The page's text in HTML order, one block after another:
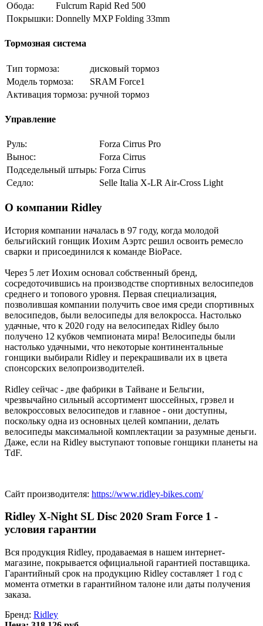
Обода:
Fulcrum Rapid Red 500
Покрышки: Donnelly MXP Folding 33mm
Тормозная система
Тип тормоза:
дисковый тормоз
Модель тормоза:
SRAM Force1
Активация тормоза: ручной тормоз
Управление
Руль:
Forza Cirrus Pro
Вынос:
Forza Cirrus
Подседельный штырь: Forza Cirrus
Седло:
Selle Italia X-LR Air-Cross Light
О компании Ridley
История компании началась в 97 году, когда молодой
бельгийский гонщик Иохим Аэртс решил освоить ремесло
сварки и присоединился к команде BioPace.
Через 5 лет Иохим основал собственный бренд,
сосредоточившись на производстве спортивных велосипедов
среднего и топового уровня. Первая специализация,
позволившая компании получить свое имя среди спортивных
велосипедов, были велосипеды для велокросса. Настолько
удачные, что к 2020 году на велосипедах Ridley было
получено 12 кубков чемпионата мира! Велосипеды были
настолько удачными, что некоторые континентальные
гонщики выбирали Ridley и перекрашивали их в цвета
спонсорских велопроизводителей.
Ridley сейчас - две фабрики в Тайване и Бельгии,
чрезвычайно сильный ассортимент шоссейных, грэвел и
велокроссовых велосипедов и главное - они доступны,
поскольку одна из основных целей компании, делать
велосипеды максимальной комплектации за разумные деньги.
Даже, если на Ridley выступают топовые гонщики планеты на
TdF.
Сайт производителя: https://www.ridley-bikes.com/
Ridley X-Night SL Disc 2020 Sram Force 1 -
условия гарантии
Вся продукция Ridley, продаваемая в нашем интернет-
магазине, покрывается официальной гарантией поставщика.
Гарантийный срок на продукцию Ridley составляет 1 год с
момента отметки в гарантийном талоне или даты получения
заказа.
Бренд: Ridley